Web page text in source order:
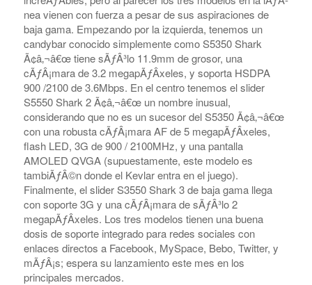
nea vienen con fuerza a pesar de sus aspiraciones de
baja gama. Empezando por la izquierda, tenemos un
candybar conocido simplemente como S5350 Shark
Ã¢â‚¬â€œ tiene sÃƒÂ³lo 11.9mm de grosor, una
cÃƒÂ¡mara de 3.2 megapÃƒÂ­xeles, y soporta HSDPA
900 /2100 de 3.6Mbps. En el centro tenemos el slider
S5550 Shark 2 Ã¢â‚¬â€œ un nombre inusual,
considerando que no es un sucesor del S5350 Ã¢â‚¬â€œ
con una robusta cÃƒÂ¡mara AF de 5 megapÃƒÂ­xeles,
flash LED, 3G de 900 / 2100MHz, y una pantalla
AMOLED QVGA (supuestamente, este modelo es
tambiÃƒÂ©n donde el Kevlar entra en el juego).
Finalmente, el slider S3550 Shark 3 de baja gama llega
con soporte 3G y una cÃƒÂ¡mara de sÃƒÂ³lo 2
megapÃƒÂ­xeles. Los tres modelos tienen una buena
dosis de soporte integrado para redes sociales con
enlaces directos a Facebook, MySpace, Bebo, Twitter, y
mÃƒÂ¡s; espera su lanzamiento este mes en los
principales mercados.